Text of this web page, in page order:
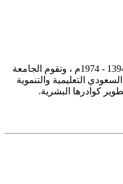
تأسست جامعة الإمام محمد بن سعود الإسلامية ممثلة في كلية الشريعة في سنة 1373هـ 1953م، وتطورت منذ ذلك الحين بصورة جذرية حتى أصبحت جامعة في عام 1394 - 1974م ، وتقوم الجامعة
التعليمية والتنموية
كوادرها البشرية.